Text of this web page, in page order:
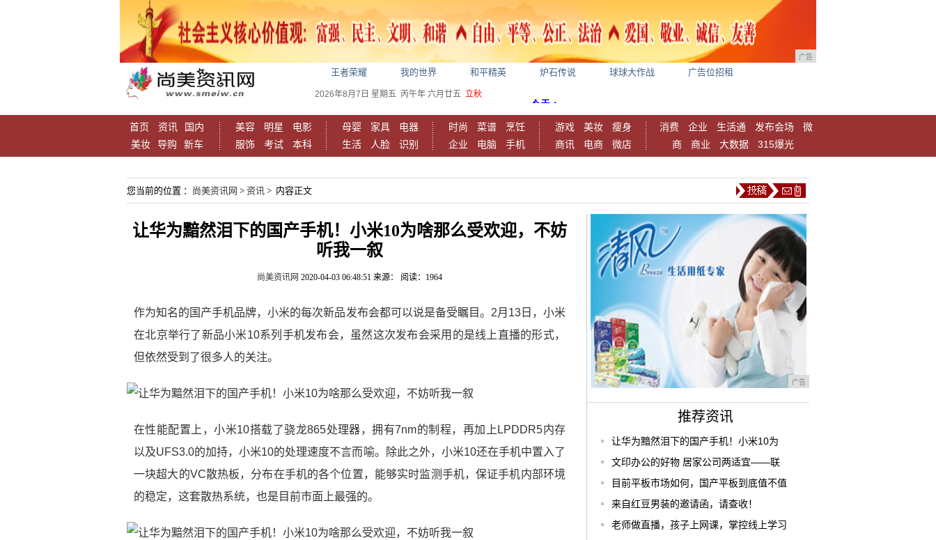
广告
王者荣耀 我的世界 和平精英 炉石传说 球球大作战 广告位招租
2026年8月7日 星期五 丙午年 六月廿五 立秋
首页 资讯
国内
美妆
导购 新车
美容 明星
电影
服饰
考试 本科
母婴 家具
电器
生活
人脸 识别
时尚 菜谱
烹饪
企业
电脑 手机
游戏 美妆
瘦身
商讯
电商 微店
消费 企业 生活通 发布会场
微
商
商业 大数据 315爆光
您当前的位置 ： 尚美资讯网 > 资讯 > 内容正文
让华为黯然泪下的国产手机！小米10为啥那么受欢迎，不妨
听我一叙
尚美资讯网 2020-04-03 06:48:51 来源： 阅读：1964
作为知名的国产手机品牌，小米的每次新品发布会都可以说是备受瞩目。2月13日，小米
在北京举行了新品小米10系列手机发布会，虽然这次发布会采用的是线上直播的形式，
但依然受到了很多人的关注。
在性能配置上，小米10搭载了骁龙865处理器，拥有7nm的制程，再加上LPDDR5内存
以及UFS3.0的加持，小米10的处理速度不言而喻。除此之外，小米10还在手机中置入了
一块超大的VC散热板，分布在手机的各个位置，能够实时监测手机，保证手机内部环境
的稳定，这套散热系统，也是目前市面上最强的。
广告
推荐资讯
让华为黯然泪下的国产手机！小米10为
文印办公的好物 居家公司两适宜——联
目前平板市场如何，国产平板到底值不值
来自红豆男装的邀请函，请查收！
老师做直播，孩子上网课，掌控线上学习